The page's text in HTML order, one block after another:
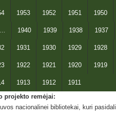
1953 1952 1951 1950
1940 1939 1938 1937
1931 1930 1929 1928
1922 1921 1920 1919
1913 1912
1911
projekto remėjai:
nacionalinei bibliotekai, kuri